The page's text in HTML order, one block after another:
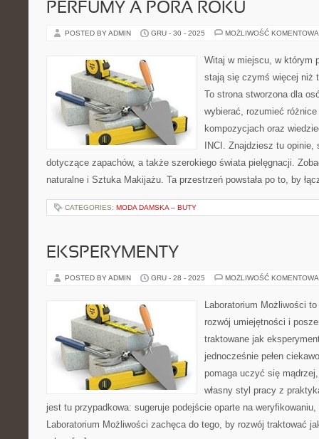
PERFUMY A PORA ROKU
POSTED BY ADMIN GRU - 30 - 2025 MOŻLIWOŚĆ
Witaj w miejscu, w którym
stają się czymś więcej niż
To strona stworzona dla
wybierać, rozumieć
kompozycjach oraz
INCI. Znajdziesz tu
dotyczące zapachów, a także szerokiego świata pielęgnacji.
naturalne i Sztuka Makijażu. Ta przestrzeń powstała po to, by
CATEGORIES: MODA DAMSKA – BUTY
EKSPERYMENTY
POSTED BY ADMIN GRU - 28 - 2025 MOŻLIWOŚĆ
Laboratorium Możliwości
rozwój umiejętności i
traktowane jak
jednocześnie pełen
pomaga uczyć się
własny styl pracy z
jest tu przypadkowa: sugeruje podejście oparte na
Laboratorium Możliwości zachęca do tego, by rozwój traktować